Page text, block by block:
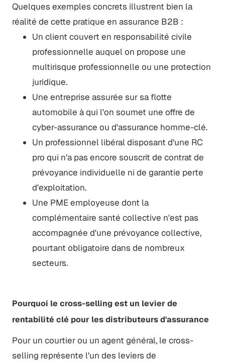
Quelques exemples concrets illustrent bien la
réalité de cette pratique en assurance B2B :
Un client couvert en responsabilité civile
professionnelle auquel on propose une
multirisque professionnelle ou une protection
juridique.
Une entreprise assurée sur sa flotte
automobile à qui l'on soumet une offre de
cyber-assurance ou d'assurance homme-clé.
Un professionnel libéral disposant d'une RC
pro qui n'a pas encore souscrit de contrat de
prévoyance individuelle ni de garantie perte
d'exploitation.
Une PME employeuse dont la
complémentaire santé collective n'est pas
accompagnée d'une prévoyance collective,
pourtant obligatoire dans de nombreux
secteurs.
Pourquoi le cross-selling est un levier de
rentabilité clé pour les distributeurs d'assurance
Pour un courtier ou un agent général, le cross-
selling représente l'un des leviers de